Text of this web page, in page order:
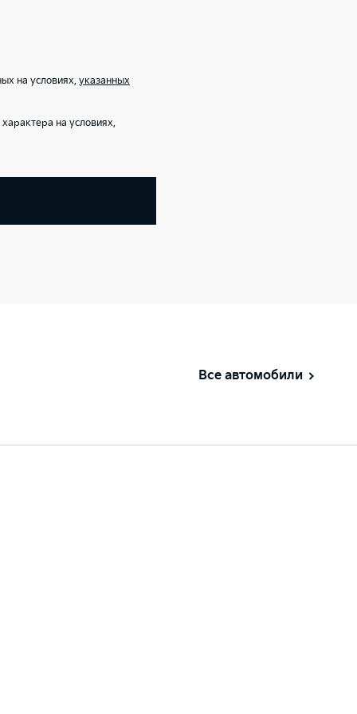
на условиях, указанных
на условиях,
Все автомобили